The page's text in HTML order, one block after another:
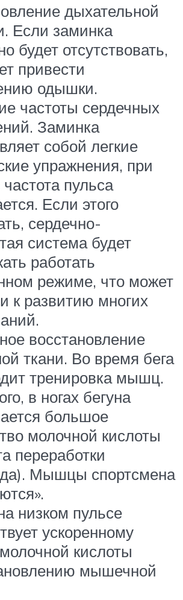
дыхательной
Если заминка
будет отсутствовать,
привести
одышки.
частоты сердечных
Заминка
собой легкие
упражнения, при
пульса
Если этого
сердечно-
система будет
работать
режиме, что может
к развитию многих
восстановление
ткани. Во время бега
тренировка мышц.
в ногах бегуна
большое
молочной кислоты
переработки
Мышцы спортсмена
низком пульсе
ускоренному
кислоты
мышечной